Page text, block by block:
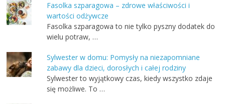
Fasolka szparagowa – zdrowe właściwości i
wartości odżywcze
Fasolka szparagowa to nie tylko pyszny dodatek do
wielu potraw, …
Sylwester w domu: Pomysły na niezapomniane
zabawy dla dzieci, dorosłych i całej rodziny
Sylwester to wyjątkowy czas, kiedy wszystko zdaje
się możliwe. To …